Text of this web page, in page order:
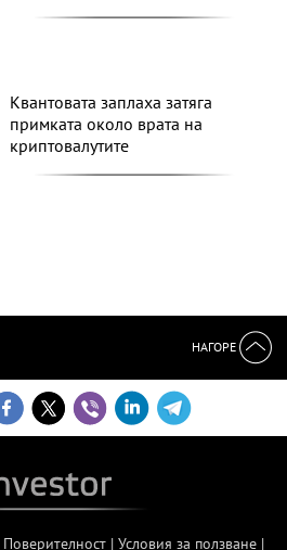
Квантовата заплаха затяга
примката около врата на
криптовалутите
НАГОРЕ
Поверителност| Условия за ползване|